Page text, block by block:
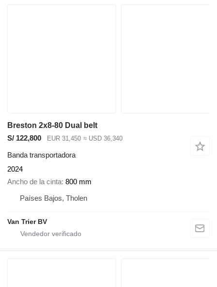
Breston 2x8-80 Dual belt
S/ 122,800
EUR 31,450 ≈ USD 36,340
Banda transportadora
2024
Ancho de la cinta 800 mm
Países Bajos, Tholen
Van Trier BV